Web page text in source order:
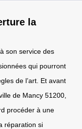
la
son service des
qui pourront
de l’art. Et avant
de Mancy 51200,
procéder à une
réparation si